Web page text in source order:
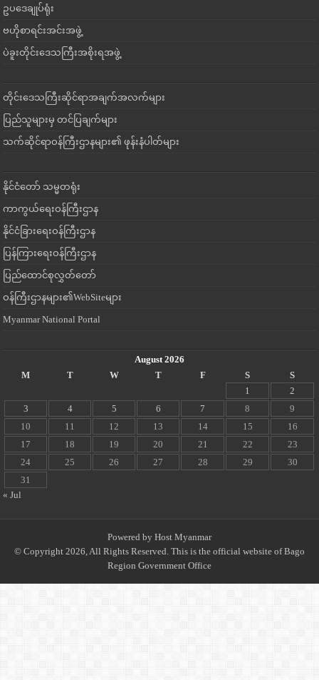
ဥပဒေချုပ်ရုံး
ဗဟိုစာရင်းအင်းအဖွဲ့
ပဲခူးတိုင်းဒေသကြီးအစိုးရအဖွဲ့
တိုင်းဒေသကြီးဆိုင်ရာအချက်အလက်များ
ပြည်သူများမှ တင်ပြချက်များ
သက်ဆိုင်ရာဝန်ကြီးဌာနများ၏ ဖုန်းနံပါတ်များ
နိုင်ငံတော် သမ္မတရုံး
ကာကွယ်ရေးဝန်ကြီးဌာန
နိုင်ငံခြားရေးဝန်ကြီးဌာန
ပြန်ကြားရေးဝန်ကြီးဌာန
ပြည်ထောင်စုလွှတ်တော်
ဝန်ကြီးဌာနများ၏WebSiteများ
Myanmar National Portal
August 2026
M
T W T F S
S
1
2
3
4 5 6 7 8
9
10
11 12 13 14 15
16
17
18 19 20 21 22
23
24
25 26 27 28 29
30
31
« Jul
Powered by Host Myanmar
© Copyright 2026, All Rights Reserved. This is the official website of Bago
Region Government Office